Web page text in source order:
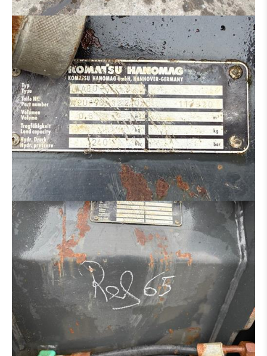
HYDRAULIK VERTEILER
MOTOR
BETON-EISENBIEGER
BETONSTAHLSCHERE
MULCHER
SALZSTREUER
ARBEITSKORB
ERSATZTEILTRÄGER